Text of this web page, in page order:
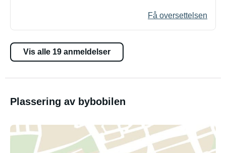
Få oversettelsen
Vis alle 19 anmeldelser
Plassering av bybobilen